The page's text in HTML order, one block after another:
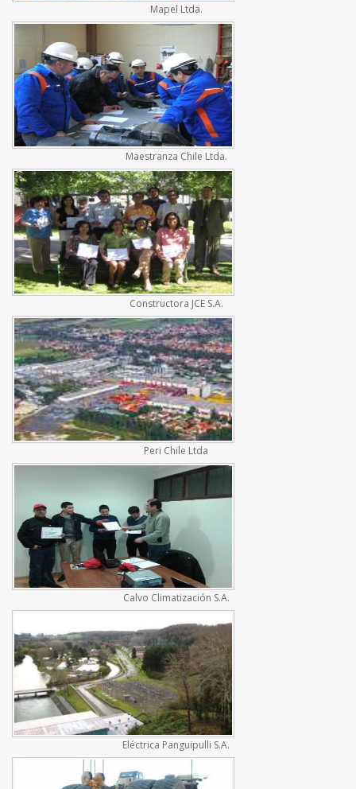
Mapel Ltda.
Maestranza Chile Ltda.
Constructora JCE S.A.
Peri Chile Ltda
Calvo Climatización S.A.
Eléctrica Panguipulli S.A.